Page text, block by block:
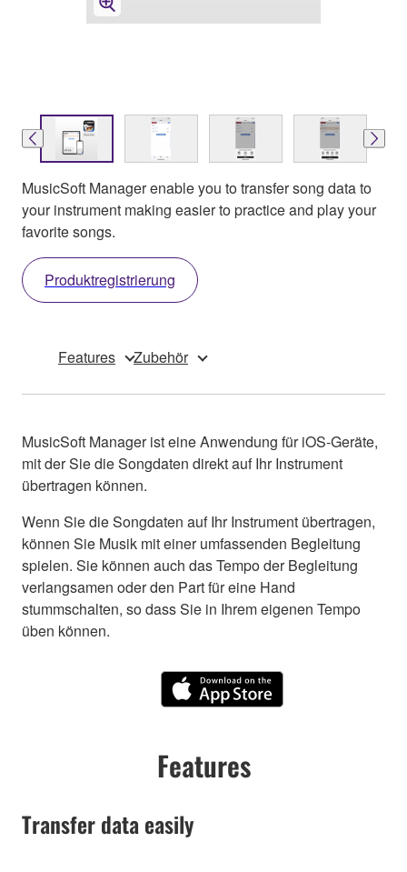
MusicSoft Manager enable you to transfer song data to
your instrument making easier to practice and play your
favorite songs.
Produktregistrierung
Features Zubehör
MusicSoft Manager ist eine Anwendung für iOS-Geräte,
mit der Sie die Songdaten direkt auf Ihr Instrument
übertragen können.
Wenn Sie die Songdaten auf Ihr Instrument übertragen,
können Sie Musik mit einer umfassenden Begleitung
spielen. Sie können auch das Tempo der Begleitung
verlangsamen oder den Part für eine Hand
stummschalten, so dass Sie in Ihrem eigenen Tempo
üben können.
Features
Transfer data easily